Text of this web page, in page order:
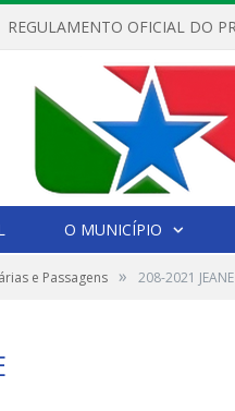
O MUNICÍPIO
e Passagens » 208-2021 JEANE